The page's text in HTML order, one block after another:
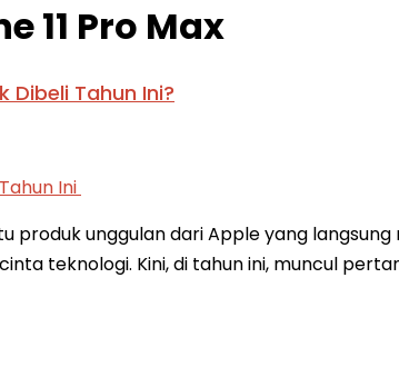
11 Pro Max
Dibeli Tahun Ini?
produk unggulan dari Apple yang
teknologi. Kini, di tahun ini, muncul